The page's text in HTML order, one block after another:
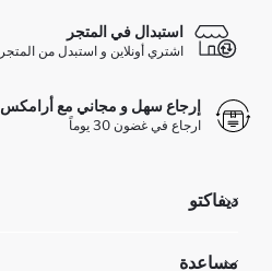
استبدال في المتجر
اشتري أونلاين و استبدل من المتجر
إرجاع سهل و مجاني مع أرامكس
ارجاع في غضون 30 يوماً
ديفاكتو
مساعدة